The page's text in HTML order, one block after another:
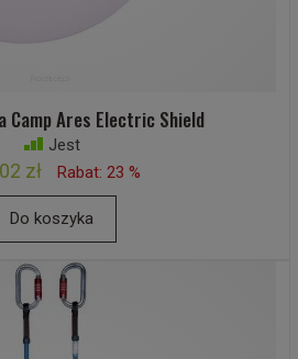
Camp Ares Electric Shield
Jest
zł Rabat: 23 %
Do koszyka